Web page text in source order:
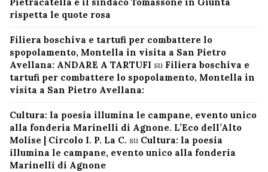
Pietracatella e il sindaco Tomassone in Giunta
rispetta le quote rosa
Filiera boschiva e tartufi per combattere lo
spopolamento, Montella in visita a San Pietro
Avellana: ANDARE A TARTUFI su Filiera boschiva e
tartufi per combattere lo spopolamento, Montella in
visita a San Pietro Avellana:
Cultura: la poesia illumina le campane, evento unico
alla fonderia Marinelli di Agnone. L’Eco dell’Alto
Molise | Circolo I. P. La C. su Cultura: la poesia
illumina le campane, evento unico alla fonderia
Marinelli di Agnone